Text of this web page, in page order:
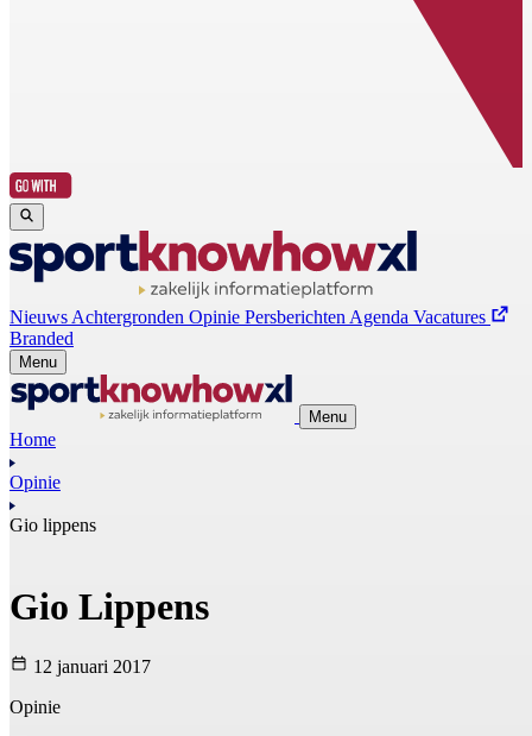
Nieuws Achtergronden Opinie Persberichten Agenda Vacatures
Branded
Menu
Menu
Home
Opinie
Gio lippens
Gio Lippens
12 januari 2017
Opinie